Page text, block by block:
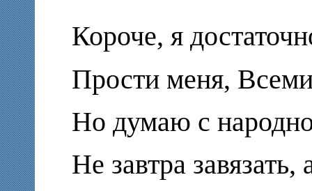
Короче, я
Прости меня,
Но думаю с
Не завтра